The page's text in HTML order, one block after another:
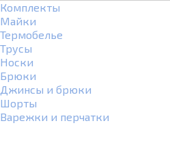
Комплекты
Майки
Термобелье
Трусы
Носки
Брюки
Джинсы и брюки
Шорты
Варежки и перчатки